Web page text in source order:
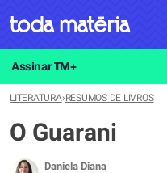
Assinar TM+
LITERATURA›RESUMOS DE LIVROS
O Guarani
Daniela Diana